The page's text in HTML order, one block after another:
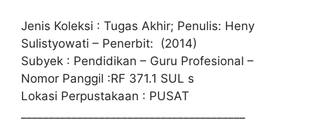
Jenis Koleksi : Tugas Akhir; Penulis: Heny
Sulistyowati – Penerbit: (2014)
Subyek : Pendidikan – Guru Profesional –
Nomor Panggil :RF 371.1 SUL s
Lokasi Perpustakaan : PUSAT